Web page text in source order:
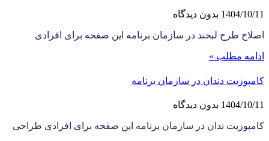
1404/10/11 بدون دیدگاه
اصلاح طرح لبخند در سازمان برنامه این صفحه برای افرادی
ادامه مطلب »
کامپوزیت دندان در سازمان برنامه
1404/10/11 بدون دیدگاه
کامپوزیت ندان در سازمان برنامه این صفحه برای افرادی طراحی